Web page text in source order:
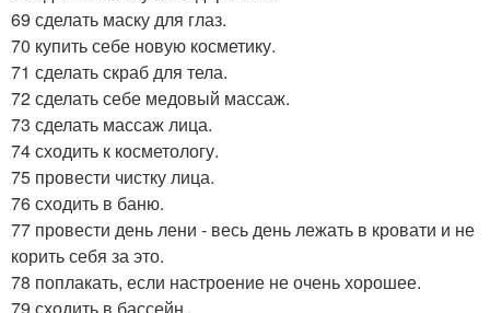
69 сделать маску для глаз.
70 купить себе новую косметику.
71 сделать скраб для тела.
72 сделать себе медовый массаж.
73 сделать массаж лица.
74 сходить к косметологу.
75 провести чистку лица.
76 сходить в баню.
77 провести день лени - весь день лежать в кровати и не
корить себя за это.
78 поплакать, если настроение не очень хорошее.